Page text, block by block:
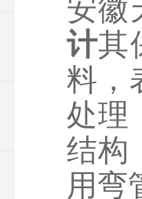
安徽
计其
料，
处理
结构
用弯